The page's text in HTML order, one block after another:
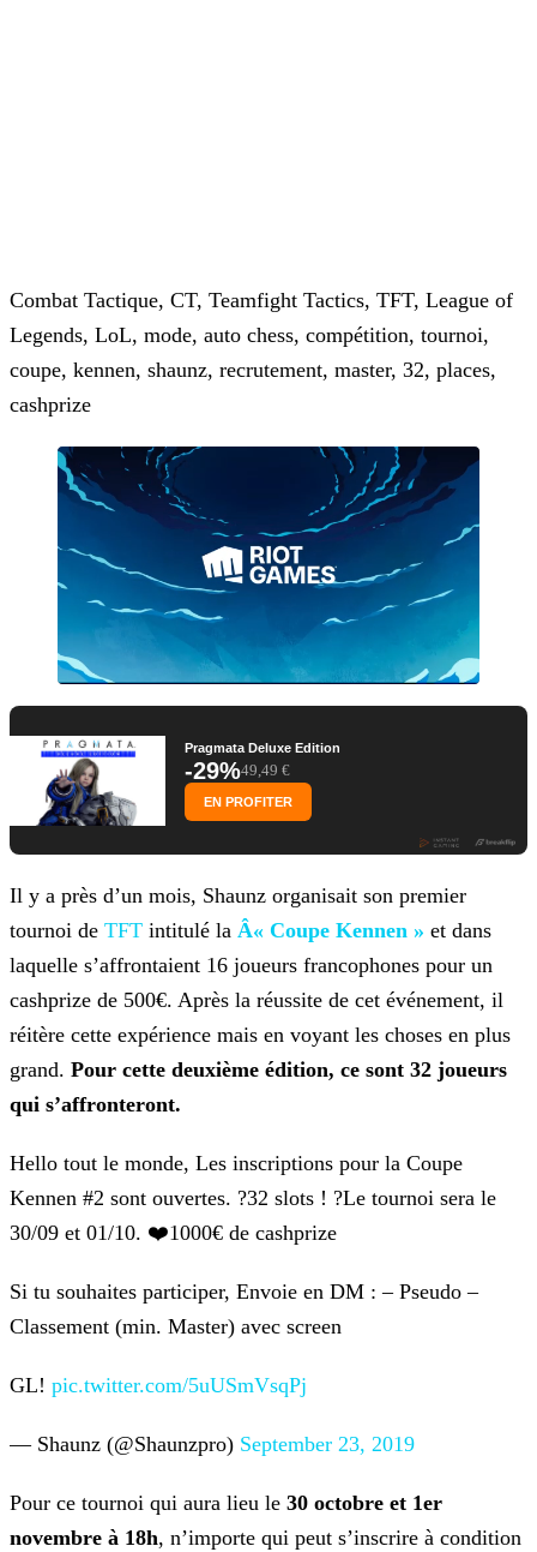
Combat Tactique, CT, Teamfight Tactics, TFT, League of
Legends, LoL, mode, auto chess, compétition, tournoi,
coupe, kennen, shaunz, recrutement, master, 32, places,
cashprize
Pragmata Deluxe Edition
-29%49,49 €
EN PROFITER
Il y a près d’un mois, Shaunz organisait son premier
tournoi de TFT intitulé la Â« Coupe Kennen » et dans
laquelle s’affrontaient 16 joueurs francophones pour un
cashprize de 500€. Après la réussite de cet événement, il
réitère cette expérience mais en voyant les choses en plus
grand. Pour cette deuxième édition, ce sont 32 joueurs
qui s’affronteront.
Hello tout le monde, Les inscriptions pour la Coupe
Kennen #2 sont ouvertes. ?32 slots ! ?Le tournoi sera le
30/09 et 01/10. ❤️1000€ de cashprize
Si tu souhaites participer, Envoie en DM : – Pseudo –
Classement (min. Master) avec screen
GL! pic.twitter.com/5uUSmVsqPj
— Shaunz (@Shaunzpro) September 23, 2019
Pour ce tournoi qui aura lieu le 30 octobre et 1er
novembre à 18h, n’importe qui peut s’inscrire à condition